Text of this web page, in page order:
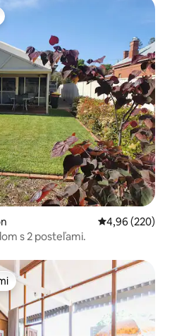
Priemerné
4,96 (220)
s 2 posteľami.